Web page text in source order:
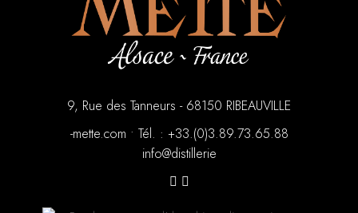
9, Rue des Tanneurs - 68150 RIBEAUVILLE
88.56.37.98.3(0).33+ : .léT
•
moc.ettem-
eirellitsid@ofni